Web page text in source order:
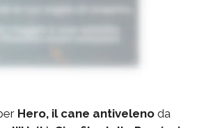
Hero, il cane antiveleno da